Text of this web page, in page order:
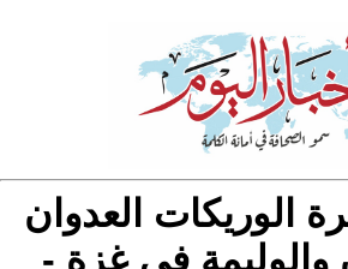
الوريكات العدوان
والوليمة في غزة -